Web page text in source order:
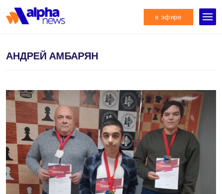
в эфире
АНДРЕЙ АМБАРЯН